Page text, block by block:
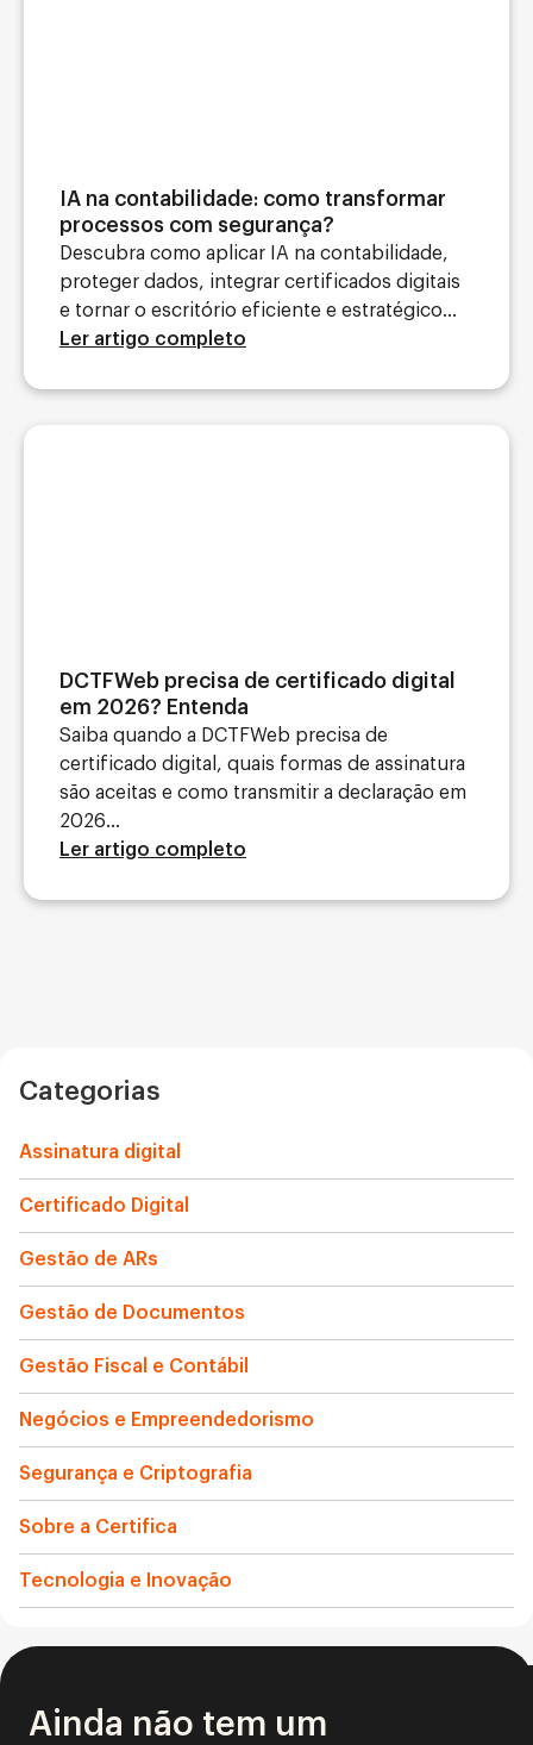
IA na contabilidade: como transformar
processos com segurança?
Descubra como aplicar IA na contabilidade,
proteger dados, integrar certificados digitais
e tornar o escritório eficiente e estratégico...
Ler artigo completo
DCTFWeb precisa de certificado digital
em 2026? Entenda
Saiba quando a DCTFWeb precisa de
certificado digital, quais formas de assinatura
são aceitas e como transmitir a declaração em
2026...
Ler artigo completo
Categorias
Assinatura digital
Certificado Digital
Gestão de ARs
Gestão de Documentos
Gestão Fiscal e Contábil
Negócios e Empreendedorismo
Segurança e Criptografia
Sobre a Certifica
Tecnologia e Inovação
Ainda não tem um